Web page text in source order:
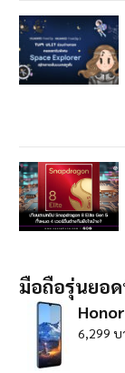
มือถือรุ่นยอ
6,299 บ